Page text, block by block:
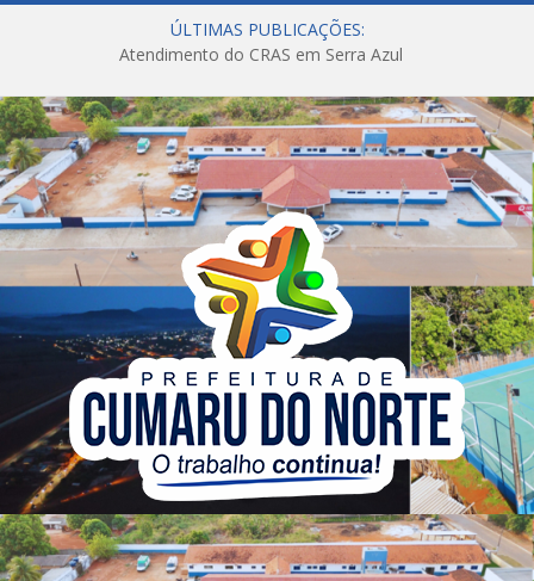
ÚLTIMAS PUBLICAÇÕES:
Atendimento do CRAS em Serra Azul